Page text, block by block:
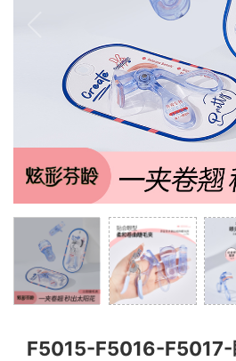
F5015-F5016-F5017-